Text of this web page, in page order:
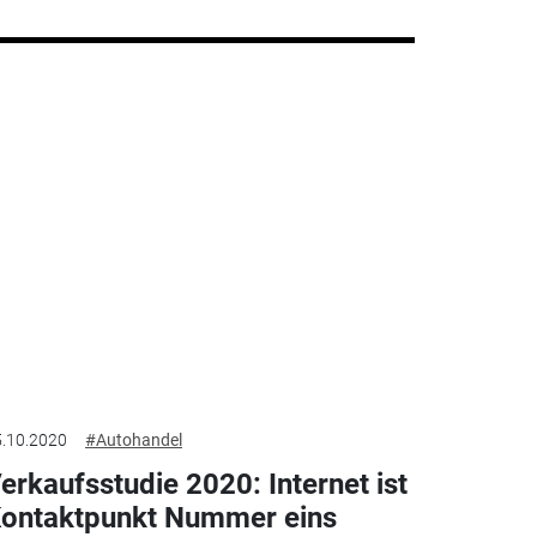
#Autohandel
2020: Internet ist
Nummer eins